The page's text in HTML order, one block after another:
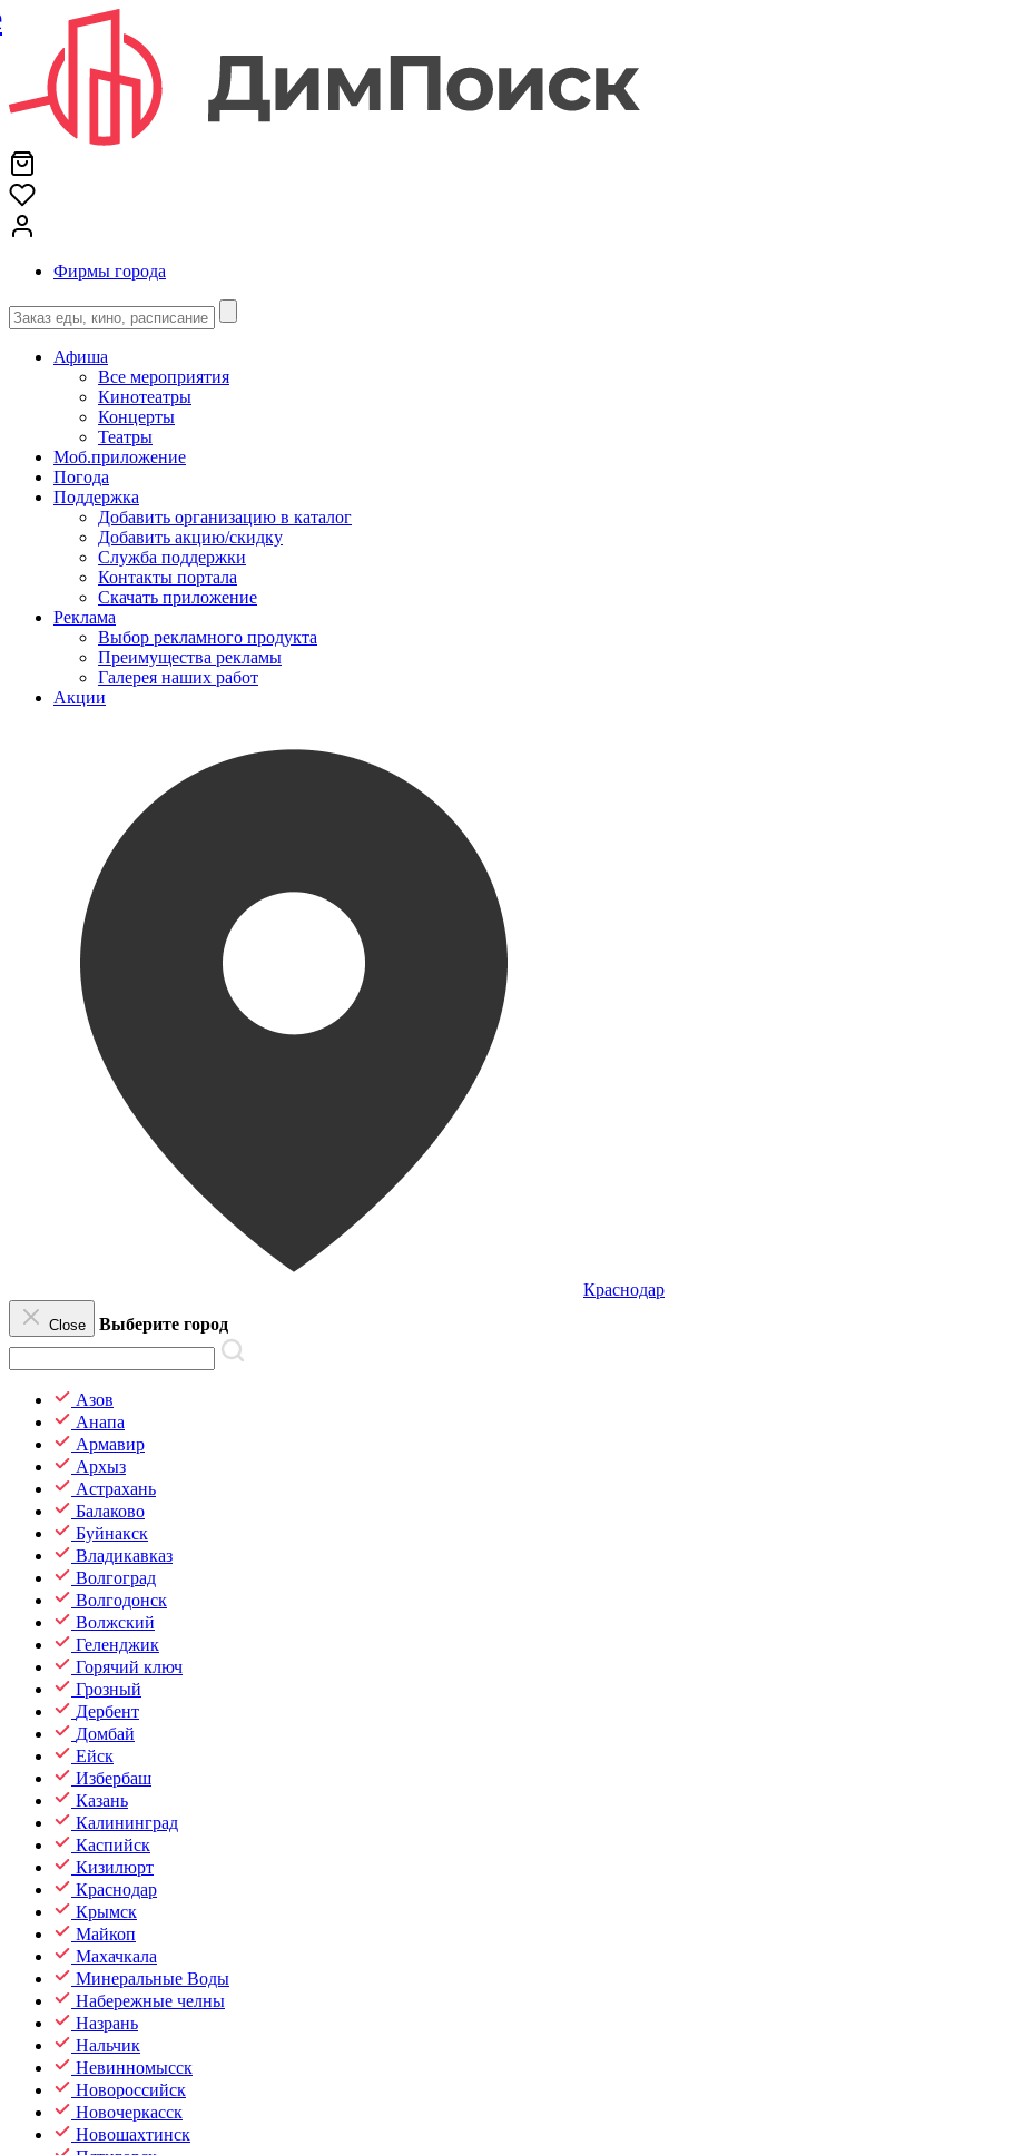
Фирмы города
Афиша
Все мероприятия
Кинотеатры
Концерты
Театры
Моб.приложение
Погода
Поддержка
Добавить организацию в каталог
Добавить акцию/скидку
Служба поддержки
Контакты портала
Скачать приложение
Реклама
Выбор рекламного продукта
Преимущества рекламы
Галерея наших работ
Акции
Краснодар
Close Выберите город
Азов
Анапа
Армавир
Архыз
Астрахань
Балаково
Буйнакск
Владикавказ
Волгоград
Волгодонск
Волжский
Геленджик
Горячий ключ
Грозный
Дербент
Домбай
Ейск
Избербаш
Казань
Калининград
Каспийск
Кизилюрт
Краснодар
Крымск
Майкоп
Махачкала
Минеральные Воды
Набережные челны
Назрань
Нальчик
Невинномысск
Новороссийск
Новочеркасск
Новошахтинск